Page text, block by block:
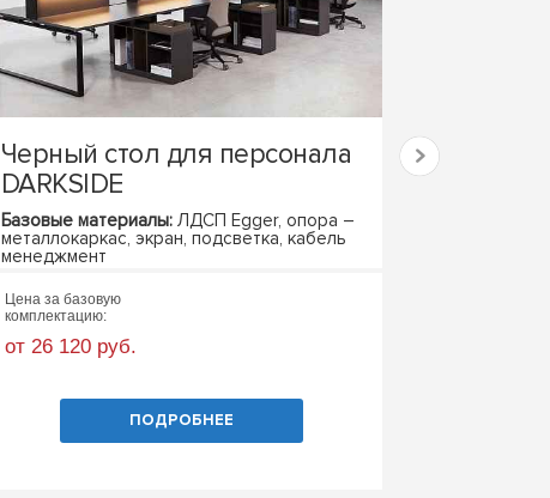
Черный стол для персонала
DARKSIDE
Базовые материалы:ЛДСП Egger, опора –
металлокаркас, экран, подсветка, кабель
менеджмент
Цена за базовую
комплектацию:
от 26 120 руб.
ПОДРОБНЕЕ
Стол в
DIPLOMAT